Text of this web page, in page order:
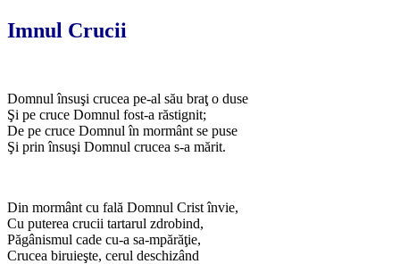
Imnul Crucii
Domnul însuşi crucea pe-al său braţ o duse
Şi pe cruce Domnul fost-a răstignit;
De pe cruce Domnul în mormânt se puse
Şi prin însuşi Domnul crucea s-a mărit.
Din mormânt cu fală Domnul Crist învie,
Cu puterea crucii tartarul zdrobind,
Păgânismul cade cu-a sa-mpărăţie,
Crucea biruieşte, cerul deschizând